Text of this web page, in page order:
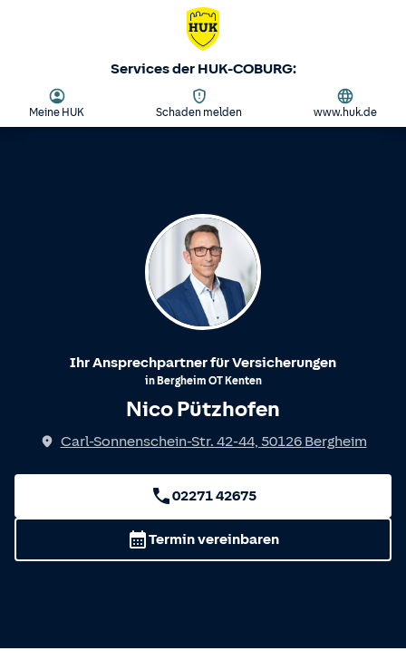
Services der HUK-COBURG:
Meine HUK Schaden melden www.huk.de
Ihr Ansprechpartner für Versicherungen
in Bergheim OT Kenten
Nico Pützhofen
Carl-Sonnenschein-Str. 42-44, 50126 Bergheim
02271 42675
Termin vereinbaren